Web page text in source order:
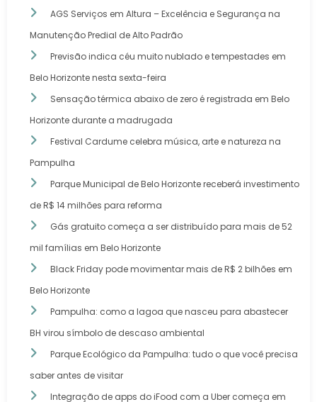
AGS Serviços em Altura – Excelência e Segurança na
Manutenção Predial de Alto Padrão
Previsão indica céu muito nublado e tempestades em
Belo Horizonte nesta sexta-feira
Sensação térmica abaixo de zero é registrada em Belo
Horizonte durante a madrugada
Festival Cardume celebra música, arte e natureza na
Pampulha
Parque Municipal de Belo Horizonte receberá investimento
de R$ 14 milhões para reforma
Gás gratuito começa a ser distribuído para mais de 52
mil famílias em Belo Horizonte
Black Friday pode movimentar mais de R$ 2 bilhões em
Belo Horizonte
Pampulha: como a lagoa que nasceu para abastecer
BH virou símbolo de descaso ambiental
Parque Ecológico da Pampulha: tudo o que você precisa
saber antes de visitar
Integração de apps do iFood com a Uber começa em